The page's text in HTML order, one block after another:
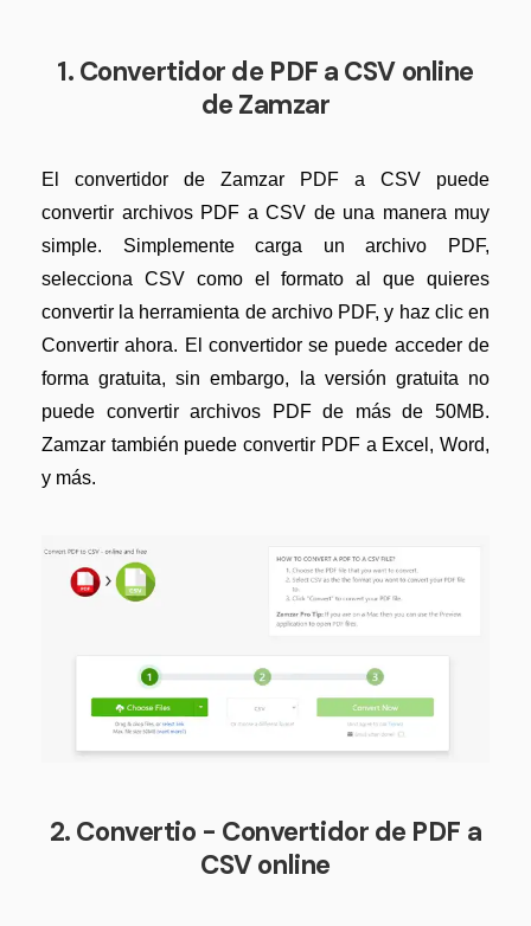
1. Convertidor de PDF a CSV online
de Zamzar
El convertidor de Zamzar PDF a CSV puede
convertir archivos PDF a CSV de una manera muy
simple. Simplemente carga un archivo PDF,
selecciona CSV como el formato al que quieres
convertir la herramienta de archivo PDF, y haz clic en
Convertir ahora. El convertidor se puede acceder de
forma gratuita, sin embargo, la versión gratuita no
puede convertir archivos PDF de más de 50MB.
Zamzar también puede convertir PDF a Excel, Word,
y más.
2. Convertio - Convertidor de PDF a
CSV online